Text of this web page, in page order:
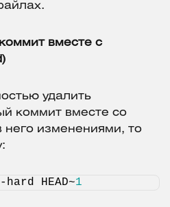
вместе с
удалить
коммит вместе со
изменениями, то
HEAD~1